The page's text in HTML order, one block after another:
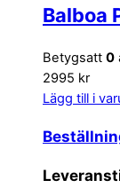
Balboa
Betygsatt 0
2995 kr
Lägg till i